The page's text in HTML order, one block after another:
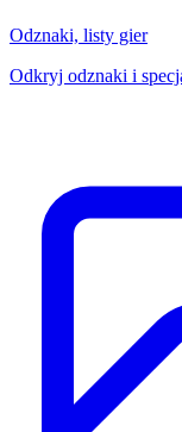
Odznaki, listy gier
Odkryj odznaki i